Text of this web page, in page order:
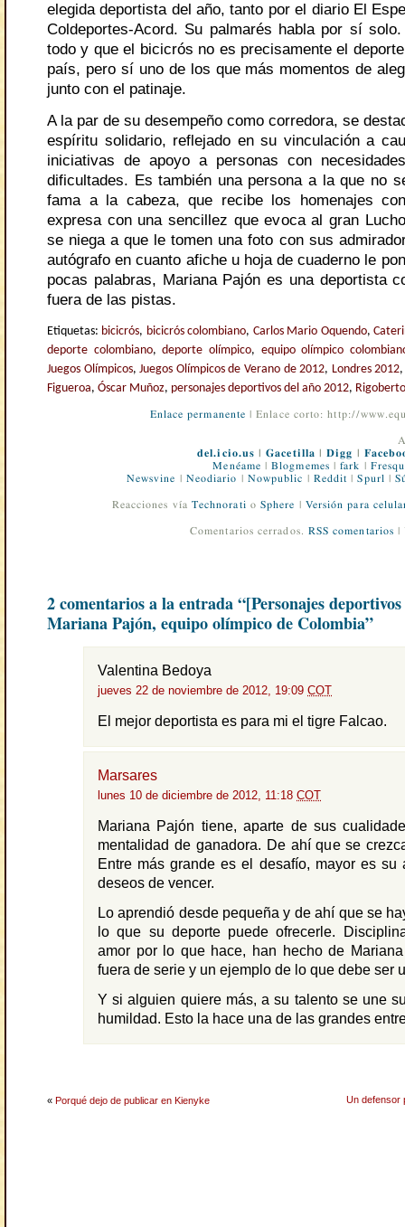
elegida deportista del año, tanto por el diario El
Coldeportes-Acord. Su palmarés habla por sí
todo y que el bicicrós no es precisamente el
país, pero sí uno de los que más momentos de
junto con el patinaje.
A la par de su desempeño como corredora, se
espíritu solidario, reflejado en su vinculación a
iniciativas de apoyo a personas con
dificultades. Es también una persona a la que no
fama a la cabeza, que recibe los homenajes
expresa con una sencillez que evoca al gran
se niega a que le tomen una foto con sus
autógrafo en cuanto afiche u hoja de cuaderno le
pocas palabras, Mariana Pajón es una deportista
fuera de las pistas.
Etiquetas: bicicrós, bicicrós colombiano, Carlos Mario Oquendo,
deporte colombiano,deporte olímpico, equipo olímpico
Juegos Olímpicos,Juegos Olímpicos de Verano de 2012, Londres 2012
Figueroa, Óscar Muñoz, personajes deportivos del año 2012,
Enlace permanente | Enlace corto: http://
del.icio.us |Gacetilla |Digg
Menéame |Blogmemes |fark
Newsvine
Neodiario Nowpublic Reddit |Spurl |
Reacciones vía Technorati o Sphere Versión para
Comentarios cerrados. RSS comentarios |
2 comentarios a la entrada “[Personajes
Mariana Pajón, equipo olímpico de Colombia”
Valentina Bedoya
jueves 22 de noviembre de 2012, 19:09 COT
El mejor deportista es para mi el tigre Falcao.
Marsares
lunes 10 de diciembre de 2012, 11:18 COT
Mariana Pajón tiene, aparte de sus
mentalidad de ganadora. De ahí que se
Entre más grande es el desafío, mayor es su
deseos de vencer.
Lo aprendió desde pequeña y de ahí que se
lo que su deporte puede ofrecerle.
amor por lo que hace, han hecho de
fuera de serie y un ejemplo de lo que debe ser
Y si alguien quiere más, a su talento se une
humildad. Esto la hace una de las grandes
« Porqué dejo de publicar en Kienyke Un defensor